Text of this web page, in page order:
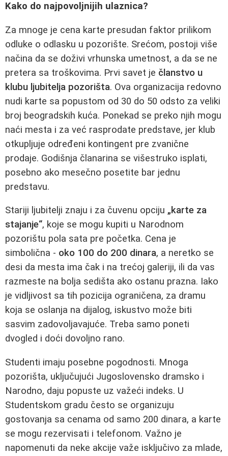
Kako do najpovoljnijih ulaznica?
Za mnoge je cena karte presudan faktor prilikom
odluke o odlasku u pozorište. Srećom, postoji više
načina da se doživi vrhunska umetnost, a da se ne
pretera sa troškovima. Prvi savet je članstvo u
klubu ljubitelja pozorišta. Ova organizacija redovno
nudi karte sa popustom od 30 do 50 odsto za veliki
broj beogradskih kuća. Ponekad se preko njih mogu
naći mesta i za već rasprodate predstave, jer klub
otkupljuje određeni kontingent pre zvanične
prodaje. Godišnja članarina se višestruko isplati,
posebno ako mesečno posetite bar jednu
predstavu.
Stariji ljubitelji znaju i za čuvenu opciju „karte za
stajanje“, koje se mogu kupiti u Narodnom
pozorištu pola sata pre početka. Cena je
simbolična - oko 100 do 200 dinara, a neretko se
desi da mesta ima čak i na trećoj galeriji, ili da vas
razmeste na bolja sedišta ako ostanu prazna. Iako
je vidljivost sa tih pozicija ograničena, za dramu
koja se oslanja na dijalog, iskustvo može biti
sasvim zadovoljavajuće. Treba samo poneti
dvogled i doći dovoljno rano.
Studenti imaju posebne pogodnosti. Mnoga
pozorišta, uključujući Jugoslovensko dramsko i
Narodno, daju popuste uz važeći indeks. U
Studentskom gradu često se organizuju
gostovanja sa cenama od samo 200 dinara, a karte
se mogu rezervisati i telefonom. Važno je
napomenuti da neke akcije važe isključivo za mlade,